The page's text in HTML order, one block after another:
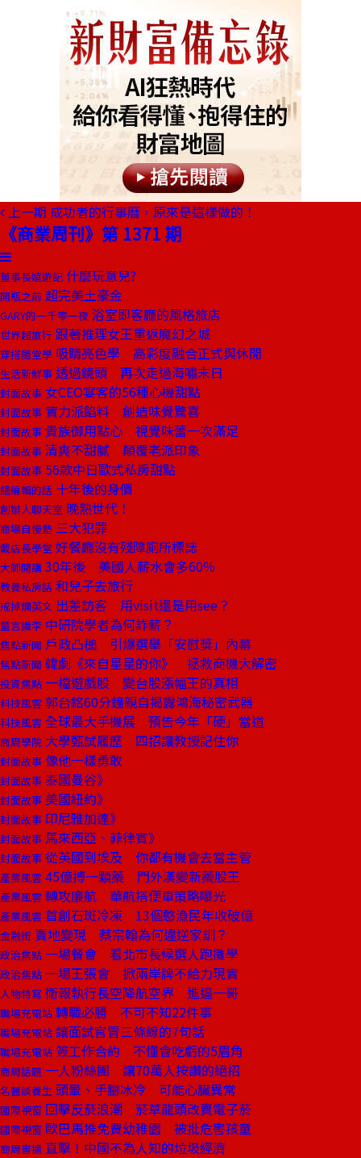
上一期 成功者的行事曆，原來是這樣做的！
《商業周刊》第 1371 期
董事長嬉遊記 什麼玩意兒?
開瓶之前 超完美土豪金
GARY的一千零一夜 浴室即客廳的風格旅店
世界超旅行 跟著推理女王重返魔幻之城
穿搭隨堂學 吸睛亮色學 高彩度融合正式與休閒
生活新鮮事 透過鏡頭 再次走過海嘯末日
封面故事 女CEO宴客的56種心機甜點
封面故事 實力派餡料 創造味覺驚喜
封面故事 貴族御用點心 視覺味蕾一次滿足
封面故事 清爽不甜膩 顛覆老派印象
封面故事 56款中日歐式私房甜點
總編輯的話 十年後的身價
創辦人聊天室 晚熟世代！
商場自慢塾 三大犯罪
戴店長學堂 好餐廳沒有殘障廁所標誌
大師開講 30年後 美國人薪水會多60％
教養私房話 和兒子去旅行
戒掉爛英文 出差訪客 用visit還是用see？
童言識李 中研院學者為何詐薪？
焦點新聞 戶政凸槌 引爆選舉「安慰獎」內幕
焦點新聞 韓劇《來自星星的你》 拯救商機大解密
投資焦點 一檔遊戲股 變台股漲幅王的真相
科技風雲 郭台銘60分鐘親自揭露鴻海秘密武器
科技風雲 全球最大手機展 預告今年「硬」當道
商周學院 大學甄試履歷 四招讓教授記住你
封面故事 像他一樣勇敢
封面故事 泰國曼谷》
封面故事 美國紐約》
封面故事 印尼雅加達》
封面故事 馬來西亞、菲律賓》
封面故事 從英國到埃及 你都有機會去當主管
產業風雲 45億搏一顆藥 門外漢變新藥股王
產業風雲 轉攻廉航 華航搭便車策略曝光
產業風雲 首創石斑冷凍 13個憨漁民年收破億
金融街 賣地變現 蔡宗翰為何違逆家訓？
政治焦點 一場餐會 看北市長候選人跑攤學
政治焦點 一場王張會 掀兩岸牌不給力現實
人物特寫 衛報執行長空降航空界 進逼一哥
職場充電站 轉職必勝 不可不知22件事
職場充電站 讓面試官冒三條線的7句話
職場充電站 簽工作合約 不懂會吃虧的5眉角
商周話題 一人粉絲團 讓70萬人按讚的絕招
名醫談養生 頭暈、手腳冰冷 可能心臟異常
國際視窗 回擊反菸浪潮 菸草龍頭改賣電子菸
國際視窗 歐巴馬推免費幼稚園 被批危害孩童
商周書摘 直擊！中國不為人知的垃圾經濟